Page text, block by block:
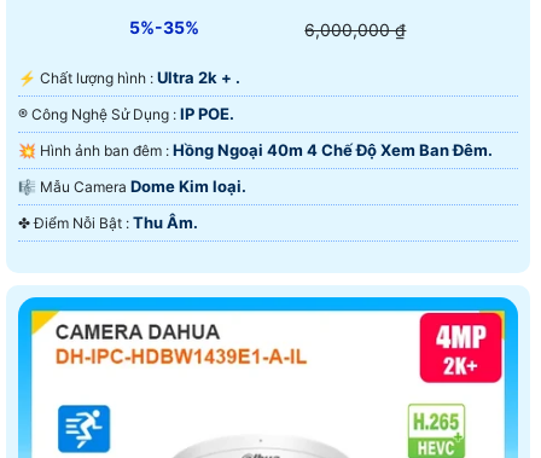
5%-35% 6,000,000 ₫
️⚡ Chất lượng hình : Ultra 2k + .
®️ Công Nghệ Sử Dụng : IP POE.
💥 Hình ảnh ban đêm : Hồng Ngoại 40m 4 Chế Độ Xem Ban Đêm.
🎼️ Mẫu Camera Dome Kim loại.
️✤ Điểm Nỗi Bật : Thu Âm.